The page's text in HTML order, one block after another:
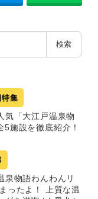
検索
特集
気「大江戸温泉物
施設を徹底紹介！
泉物語わんわんリ
ったよ！ 上質な温